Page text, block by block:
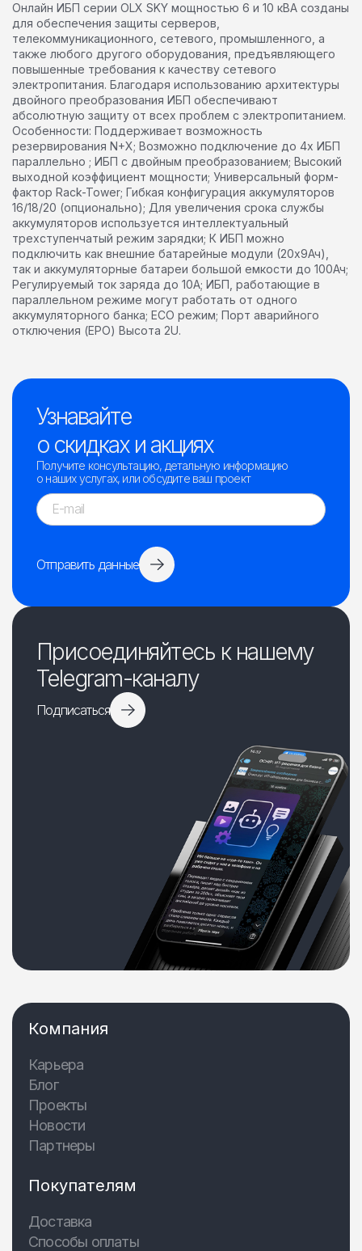
Онлайн ИБП серии OLX SKY мощностью 6 и 10 кВА созданы
для обеспечения защиты серверов,
телекоммуникационного, сетевого, промышленного, а
также любого другого оборудования, предъявляющего
повышенные требования к качеству сетевого
электропитания. Благодаря использованию архитектуры
двойного преобразования ИБП обеспечивают
абсолютную защиту от всех проблем с электропитанием.
Особенности: Поддерживает возможность
резервирования N+X; Возможно подключение до 4х ИБП
параллельно ; ИБП с двойным преобразованием; Высокий
выходной коэффициент мощности; Универсальный форм-
фактор Rack-Tower; Гибкая конфигурация аккумуляторов
16/18/20 (опционально); Для увеличения срока службы
аккумуляторов используется интеллектуальный
трехступенчатый режим зарядки; К ИБП можно
подключить как внешние батарейные модули (20х9Ач),
так и аккумуляторные батареи большой емкости до 100Ач;
Регулируемый ток заряда до 10А; ИБП, работающие в
параллельном режиме могут работать от одного
аккумуляторного банка; ЕCO режим; Порт аварийного
отключения (EPO) Высота 2U.
Узнавайте
о скидках и акциях
Получите консультацию, детальную информацию
о наших услугах, или обсудите ваш проект
Отправить данные
Присоединяйтесь к нашему
Telegram-каналу
Подписаться
Компания
Карьера
Блог
Проекты
Новости
Партнеры
Покупателям
Доставка
Способы оплаты